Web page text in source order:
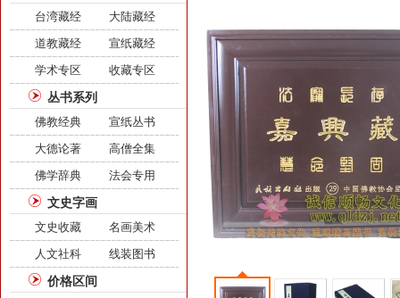
台湾藏经
大陆藏经
道教藏经
宣纸藏经
学术专区
收藏专区
丛书系列
佛教经典
宣纸丛书
大德论著
高僧全集
佛学辞典
法会专用
文史字画
文史收藏
名画美术
人文社科
线装图书
价格区间